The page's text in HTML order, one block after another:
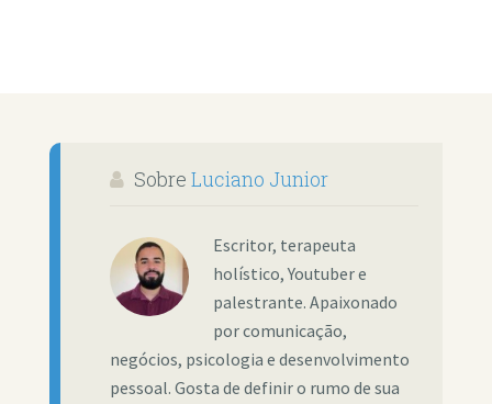
Sobre Luciano Junior
Escritor, terapeuta
holístico, Youtuber e
palestrante. Apaixonado
por comunicação,
negócios, psicologia e desenvolvimento
pessoal. Gosta de definir o rumo de sua